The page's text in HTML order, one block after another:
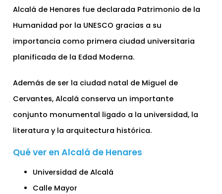
Alcalá de Henares fue declarada Patrimonio de la
Humanidad por la UNESCO gracias a su
importancia como primera ciudad universitaria
planificada de la Edad Moderna.
Además de ser la ciudad natal de Miguel de
Cervantes, Alcalá conserva un importante
conjunto monumental ligado a la universidad, la
literatura y la arquitectura histórica.
Qué ver en Alcalá de Henares
Universidad de Alcalá
Calle Mayor